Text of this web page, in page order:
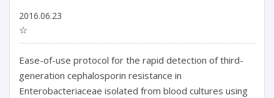
2016.06.23
☆
Ease-of-use protocol for the rapid detection of third-
generation cephalosporin resistance in
Enterobacteriaceae isolated from blood cultures using